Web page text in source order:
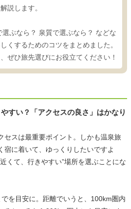
説します。
ぶなら？ 泉質で選ぶなら？ などな
くするためのコツをまとめました。
ぜひ旅先選びにお役立てください！
やすい？「アクセスの良さ」はかなり
セスは最重要ポイント。しかも温泉旅
宿に着いて、ゆっくりしたいですよ
くて、行きやすい”場所を選ぶことにな
を目安に。距離でいうと、100km圏内